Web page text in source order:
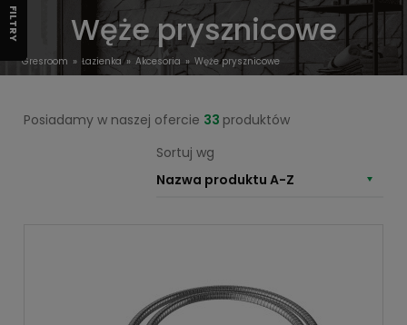
Gresroom Łazienka Akcesoria Węże prysznicowe
Węże prysznicowe
Posiadamy w naszej ofercie 33 produktów
Sortuj wg
Nazwa produktu A-Z
FILTRY